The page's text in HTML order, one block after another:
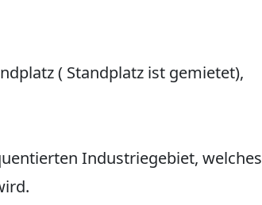
( Standplatz ist gemietet),
Industriegebiet, welches